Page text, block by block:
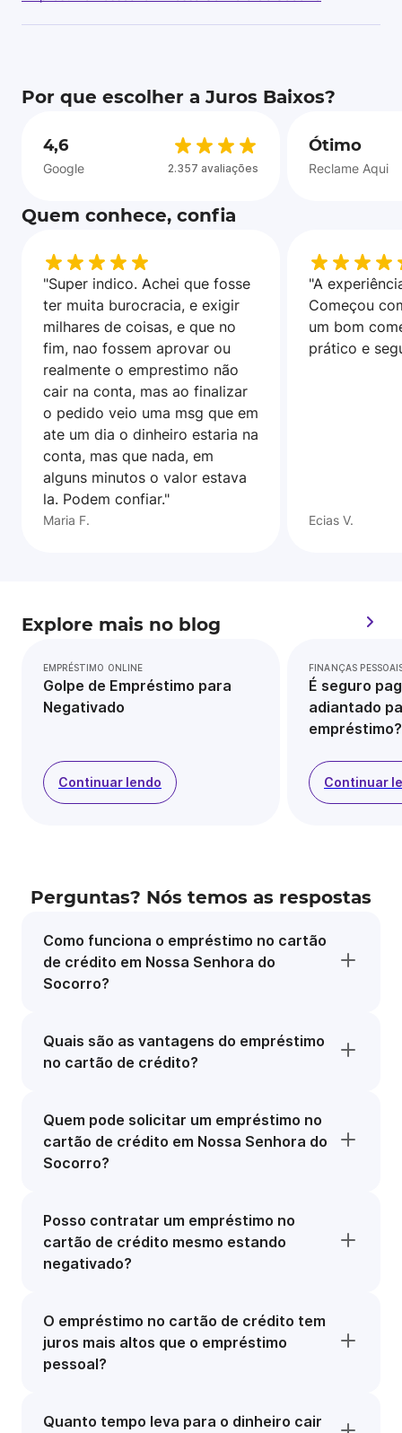
Por que escolher a Juros Baixos?
4,6
Google 2.357 avaliações
Ótimo
Reclame Aqui
Quem conhece, confia
"Super indico. Achei que fosse
ter muita burocracia, e exigir
milhares de coisas, e que no
fim, nao fossem aprovar ou
realmente o emprestimo não
cair na conta, mas ao finalizar
o pedido veio uma msg que em
ate um dia o dinheiro estaria na
conta, mas que nada, em
alguns minutos o valor estava
la. Podem confiar."
Maria F.
"A
Começou
um bom
prático e
Ecias V.
Explore mais no blog
EMPRÉSTIMO ONLINE
Golpe de Empréstimo para
Negativado
Continuar lendo
FINANÇAS
É seguro
adiantado
empréstimo?
Continuar
Perguntas? Nós temos as respostas
Como funciona o empréstimo no cartão
de crédito em Nossa Senhora do
Socorro?
Quais são as vantagens do empréstimo
no cartão de crédito?
Quem pode solicitar um empréstimo no
cartão de crédito em Nossa Senhora do
Socorro?
Posso contratar um empréstimo no
cartão de crédito mesmo estando
negativado?
O empréstimo no cartão de crédito tem
juros mais altos que o empréstimo
pessoal?
Quanto tempo leva para o dinheiro cair